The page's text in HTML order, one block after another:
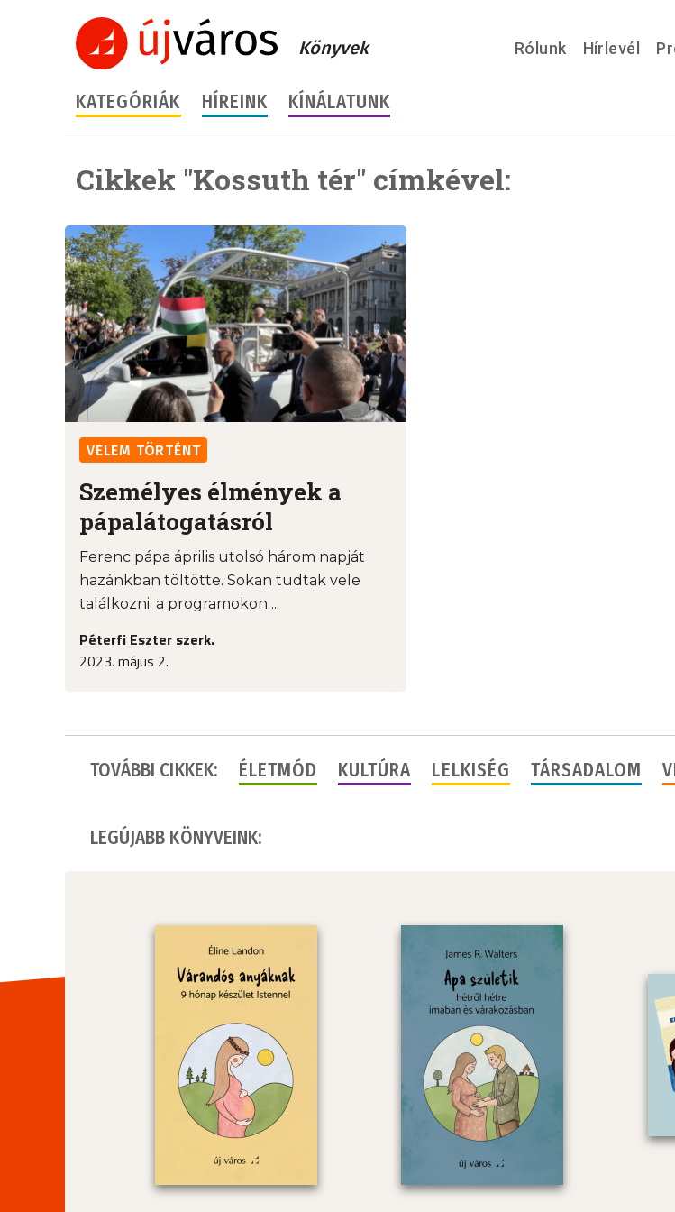
Könyvek Rólunk Hírlevél
KATEGÓRIÁK HÍREINK KÍNÁLATUNK
Cikkek "Kossuth tér" címkével:
VELEM TÖRTÉNT
Személyes élmények a
pápalátogatásról
Ferenc pápa április utolsó három napját
hazánkban töltötte. Sokan tudtak vele
találkozni: a programokon ...
Péterfi Eszter szerk.
2023. május 2.
TOVÁBBI CIKKEK: ÉLETMÓD KULTÚRA LELKISÉG TÁRSADALOM
LEGÚJABB KÖNYVEINK: